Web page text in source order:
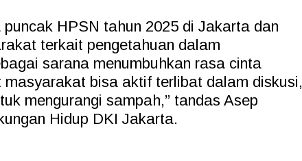
HPSN tahun 2025 di Jakarta dan
terkait pengetahuan dalam
sarana menumbuhkan rasa cinta
masyarakat bisa aktif terlibat dalam diskusi,
mengurangi sampah,” tandas Asep
Hidup DKI Jakarta.